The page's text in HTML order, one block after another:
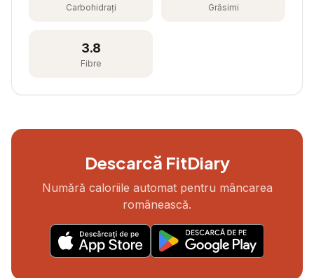
Carbohidrați Grăsimi
3.8
Fibre
Descarcă FitDiary
Numără caloriile automat pentru mâncarea
românească.